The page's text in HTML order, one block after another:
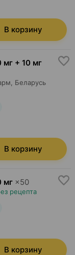
В корзину
мг + 10 мг
, Беларусь
В корзину
мг ×50
рецепта
В корзину